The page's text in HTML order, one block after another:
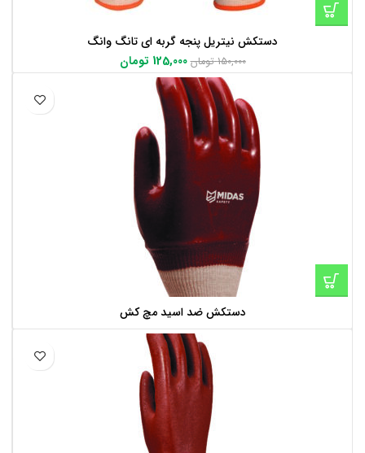
دستکش نیتریل پنجه گربه ای تانگ وانگ
150,000 تومان 125,000 تومان
دستکش ضد اسید مچ کش